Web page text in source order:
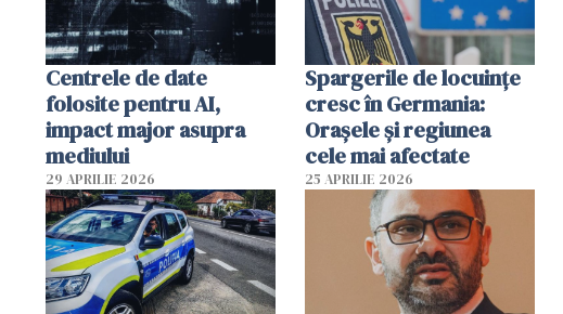
Centrele de date
folosite pentru AI,
impact major asupra
mediului
29 APRILIE 2026
Spargerile de locuințe
cresc în Germania:
Orașele și regiunea
cele mai afectate
25 APRILIE 2026